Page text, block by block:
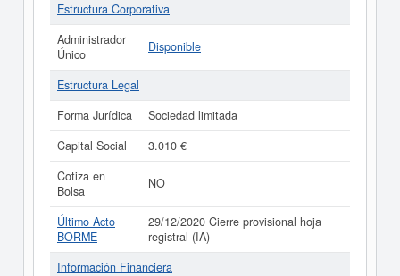
Estructura Corporativa
Administrador
Único
Disponible
Estructura Legal
Forma Jurídica
Sociedad limitada
Capital Social
3.010 €
Cotiza en
Bolsa
NO
Último Acto
BORME
29/12/2020 Cierre provisional hoja
registral (IA)
Información Financiera